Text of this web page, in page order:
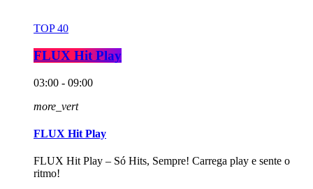
TOP 40
FLUX Hit Play
03:00 - 09:00
more_vert
FLUX Hit Play
FLUX Hit Play – Só Hits, Sempre! Carrega play e sente o
ritmo!